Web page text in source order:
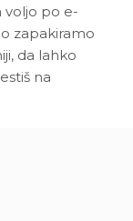
voljo po e-
zapakiramo
da lahko
na